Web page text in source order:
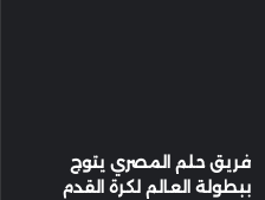
فريق حلم المصري يتوج
ببطولة العالم لكرة القدم